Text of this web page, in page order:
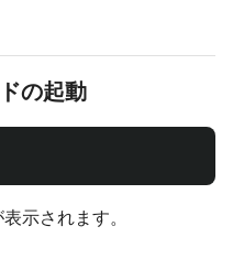
の起動
示されます。